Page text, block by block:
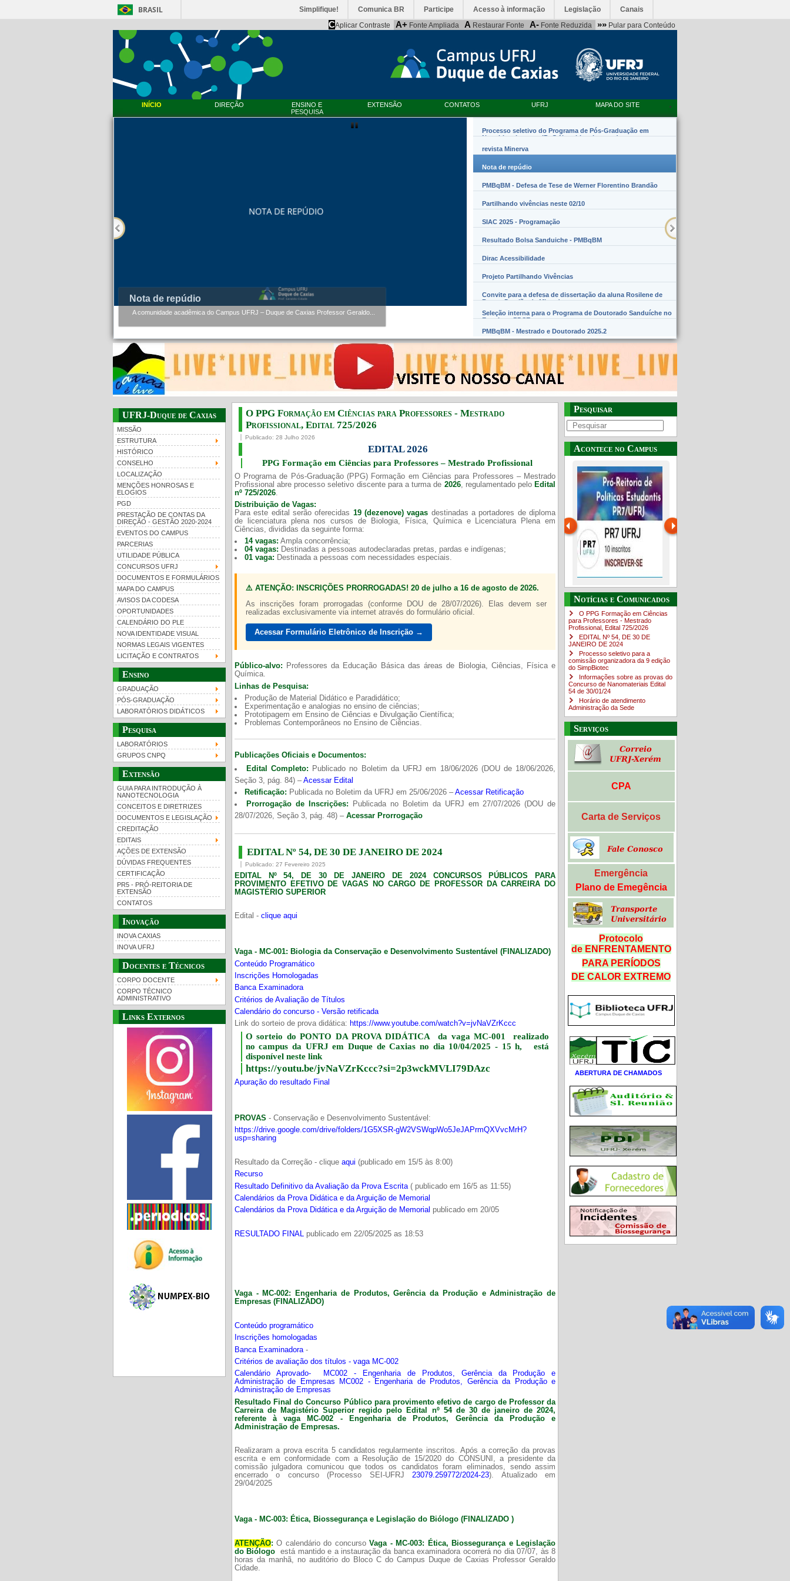
BRASIL Simplifique! Comunica BR Participe Acesso à informação Legislação Canais
CAplicar Contraste A+ Fonte Ampliada A Restaurar Fonte A- Fonte Reduzida »» Pular para Conteúdo
INÍCIO DIREÇÃO
ENSINO E
PESQUISA
EXTENSÃO CONTATOS UFRJ MAPA DO SITE
PMBqBM - Defesa de Tese de Werner Florentino Brandão
PMBqBM - Defesa de Doutorado - Werner Florentino Brandão A...
Processo seletivo do Programa de Pós-Graduação em
Nanobiossistemas (PpG Nanobiossistemas)
revista Minerva
Nota de repúdio
PMBqBM - Defesa de Tese de Werner Florentino Brandão
Partilhando vivências neste 02/10
SIAC 2025 - Programação
Resultado Bolsa Sanduiche - PMBqBM
Dirac Acessibilidade
Projeto Partilhando Vivências
Convite para a defesa de dissertação da aluna Rosilene de
Barros Damião de Miranda
Seleção interna para o Programa de Doutorado Sanduíche no
Exterior – PDSE
PMBqBM - Mestrado e Doutorado 2025.2
UFRJ-Duque de Caxias
MISSÃO
ESTRUTURA
HISTÓRICO
CONSELHO
LOCALIZAÇÃO
MENÇÕES HONROSAS E
ELOGIOS
PGD
PRESTAÇÃO DE CONTAS DA
DIREÇÃO - GESTÃO 2020-2024
EVENTOS DO CAMPUS
PARCERIAS
UTILIDADE PÚBLICA
CONCURSOS UFRJ
DOCUMENTOS E FORMULÁRIOS
MAPA DO CAMPUS
AVISOS DA CODESA
OPORTUNIDADES
CALENDÁRIO DO PLE
NOVA IDENTIDADE VISUAL
NORMAS LEGAIS VIGENTES
LICITAÇÃO E CONTRATOS
Ensino
GRADUAÇÃO
PÓS-GRADUAÇÃO
LABORATÓRIOS DIDÁTICOS
Pesquisa
LABORATÓRIOS
GRUPOS CNPQ
Extensão
GUIA PARA INTRODUÇÃO À
NANOTECNOLOGIA
CONCEITOS E DIRETRIZES
DOCUMENTOS E LEGISLAÇÃO
CREDITAÇÃO
EDITAIS
AÇÕES DE EXTENSÃO
DÚVIDAS FREQUENTES
CERTIFICAÇÃO
PR5 - PRÓ-REITORIA DE
EXTENSÃO
CONTATOS
Inovação
INOVA CAXIAS
INOVA UFRJ
Docentes e Técnicos
CORPO DOCENTE
CORPO TÉCNICO
ADMINISTRATIVO
Links Externos
O PPG Formação em Ciências para Professores - Mestrado
Profissional, Edital ​725/202​6
Publicado: 28 Julho 2026
EDITAL 2026
PPG Formação em Ciências para Professores – Mestrado Profissional
O Programa de Pós-Graduação (PPG) Formação em Ciências para Professores – Mestrado
Profissional abre processo seletivo discente para a turma de 2026, regulamentado pelo Edital
nº 725/2026.
Distribuição de Vagas:
Para este edital serão oferecidas 19 (dezenove) vagas destinadas a portadores de diploma
de licenciatura plena nos cursos de Biologia, Física, Química e Licenciatura Plena em
Ciências, divididas da seguinte forma:
14 vagas: Ampla concorrência;
04 vagas: Destinadas a pessoas autodeclaradas pretas, pardas e indígenas;
01 vaga: Destinada a pessoas com necessidades especiais.
⚠️ ATENÇÃO: INSCRIÇÕES PRORROGADAS! 20 de julho a 16 de agosto de 2026.
As inscrições foram prorrogadas (conforme DOU de 28/07/2026). Elas devem ser
realizadas exclusivamente via internet através do formulário oficial.
Acessar Formulário Eletrônico de Inscrição →
Público-alvo: Professores da Educação Básica das áreas de Biologia, Ciências, Física e
Química.
Linhas de Pesquisa:
Produção de Material Didático e Paradidático;
Experimentação e analogias no ensino de ciências;
Prototipagem em Ensino de Ciências e Divulgação Científica;
Problemas Contemporâneos no Ensino de Ciências.
Publicações Oficiais e Documentos:
Edital Completo: Publicado no Boletim da UFRJ em 18/06/2026 (DOU de 18/06/2026,
Seção 3, pág. 84) –Acessar Edital
Retificação: Publicada no Boletim da UFRJ em 25/06/2026 –Acessar Retificação
Prorrogação de Inscrições: Publicada no Boletim da UFRJ em 27/07/2026 (DOU de
28/07/2026, Seção 3, pág. 48) – Acessar Prorrogação
EDITAL Nº 54, DE 30 DE JANEIRO DE 2024
Publicado: 27 Fevereiro 2025
EDITAL Nº 54, DE 30 DE JANEIRO DE 2024 CONCURSOS PÚBLICOS PARA
PROVIMENTO EFETIVO DE VAGAS NO CARGO DE PROFESSOR DA CARREIRA DO
MAGISTÉRIO SUPERIOR
Edital - clique aqui
Vaga - MC-001: Biologia da Conservação e Desenvolvimento Sustentável (FINALIZADO)
Conteúdo Programático
Inscrições Homologadas
Banca Examinadora
Critérios de Avaliação de Títulos
Calendário do concurso - Versão retificada
Link do sorteio de prova didática: https://www.youtube.com/watch?v=jvNaVZrKccc
O sorteio do PONTO DA PROVA DIDÁTICA da vaga MC-001 realizado
no campus da UFRJ em Duque de Caxias no dia 10/04/2025 - 15 h, está
disponível neste link
https://youtu.be/jvNaVZrKccc?si=2p3wckMVLI79DAzc
Apuração do resultado Final
PROVAS - Conservação e Desenvolvimento Sustentável:
https://drive.google.com/drive/folders/1G5XSR-gW2VSWqpWo5JeJAPrmQXVvcMrH?
usp=sharing
Resultado da Correção - clique aqui (publicado em 15/5 às 8:00)
Recurso
Resultado Definitivo da Avaliação da Prova Escrita( publicado em 16/5 as 11:55)
Calendários da Prova Didática e da Arguição de Memorial
Calendários da Prova Didática e da Arguição de Memorial publicado em 20/05
RESULTADO FINAL publicado em 22/05/2025 as 18:53
Vaga - MC-002: Engenharia de Produtos, Gerência da Produção e Administração de
Empresas (FINALIZADO)
Conteúdo programático
Inscrições homologadas
Banca Examinadora -
Critérios de avaliação dos títulos - vaga MC-002
Calendário Aprovado- MC002 - Engenharia de Produtos, Gerência da Produção e
Administração de Empresas MC002 - Engenharia de Produtos, Gerência da Produção e
Administração de Empresas
Resultado Final do Concurso Público para provimento efetivo de cargo de Professor da
Carreira de
Magistério Superior regido pelo Edital nº 54 de 30 de janeiro de 2024,
referente à vaga MC-002 -
Engenharia de Produtos, Gerência da Produção e
Administração de Empresas.
Realizaram a prova escrita 5 candidatos regularmente inscritos. Após a correção da provas
escrita e em conformidade com a Resolução de 15/2020 do CONSUNI, a presidente da
comissão julgadora comunicou que todos os candidatos foram eliminados, sendo assim
encerrado o concurso (Processo SEI-UFRJ23079.259772/2024-23). Atualizado em
29/04/2025
Vaga - MC-003: Ética, Biossegurança e Legislação do Biólogo (FINALIZADO )
ATENÇÃO: O calendário do concursoVaga - MC-003: Ética, Biossegurança e Legislação
do Biólogo
está mantido e a instauração da banca examinadora ocorrerá no dia 07/07, às 8
horas da manhã, no auditório do Bloco C do Campus Duque de Caxias Professor Geraldo
Cidade.
Pesquisar
Acontece no Campus
Guia de boas práticas
UFRJ 100 anos Notícias e Comunicados
O PPG Formação em Ciências
para Professores - Mestrado
Profissional, Edital ​725/202​6
EDITAL Nº 54, DE 30 DE
JANEIRO DE 2024
Processo seletivo para a
comissão organizadora da 9 edição
do SimpBiotec
Informações sobre as provas do
Concurso de Nanomateriais Edital
54 de 30/01/24
Horário de atendimento
Administração da Sede
Serviços
CPA
Carta de Serviços
Emergência
Plano de Emegência
Protocolo
de ENFRENTAMENTO
PARA PERÍODOS
DE CALOR EXTREMO
ABERTURA DE CHAMADOS